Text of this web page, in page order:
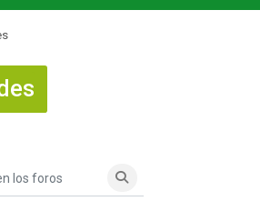
los foros
Buscar en los foros